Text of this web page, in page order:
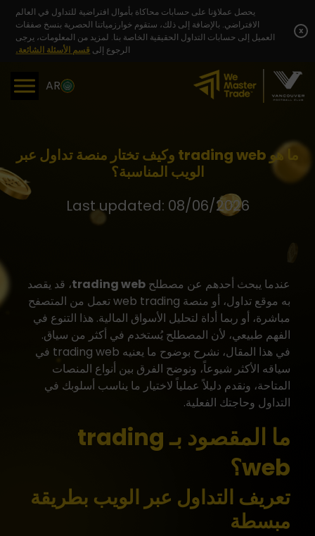
content
يحصل عملاؤنا على حسابات محاكاة بأموال افتراضية للتداول في العالم
الافتراضي. بالإضافة إلى ذلك، ستقوم خوارزمياتنا الحصرية بنسخ صفقات
العميل إلى حسابات التداول الحقيقية الخاصة بنا. لمزيد من المعلومات، يرجى
الرجوع إلى قسم الأسئلة الشائعة.
x
AR
ما هو trading web وكيف تختار منصة تداول عبر
الويب المناسبة؟
Last updated: 08/06/2026
عندما يبحث أحدهم عن مصطلح trading web، قد يقصد
به موقع تداول، أو منصة web trading تعمل من المتصفح
مباشرة، أو ربما أداة لتحليل الأسواق المالية. هذا التنوع في
الفهم طبيعي، لأن المصطلح يُستخدم في أكثر من سياق.
في هذا المقال، نشرح بوضوح ما يعنيه trading web في
سياقه الأكثر شيوعاً، ونوضح الفرق بين أنواع المنصات
المتاحة، ونقدم دليلاً عملياً لاختيار ما يناسب أسلوبك في
التداول وحاجتك الفعلية.
ما المقصود بـ trading
web؟
تعريف التداول عبر الويب بطريقة
مبسطة